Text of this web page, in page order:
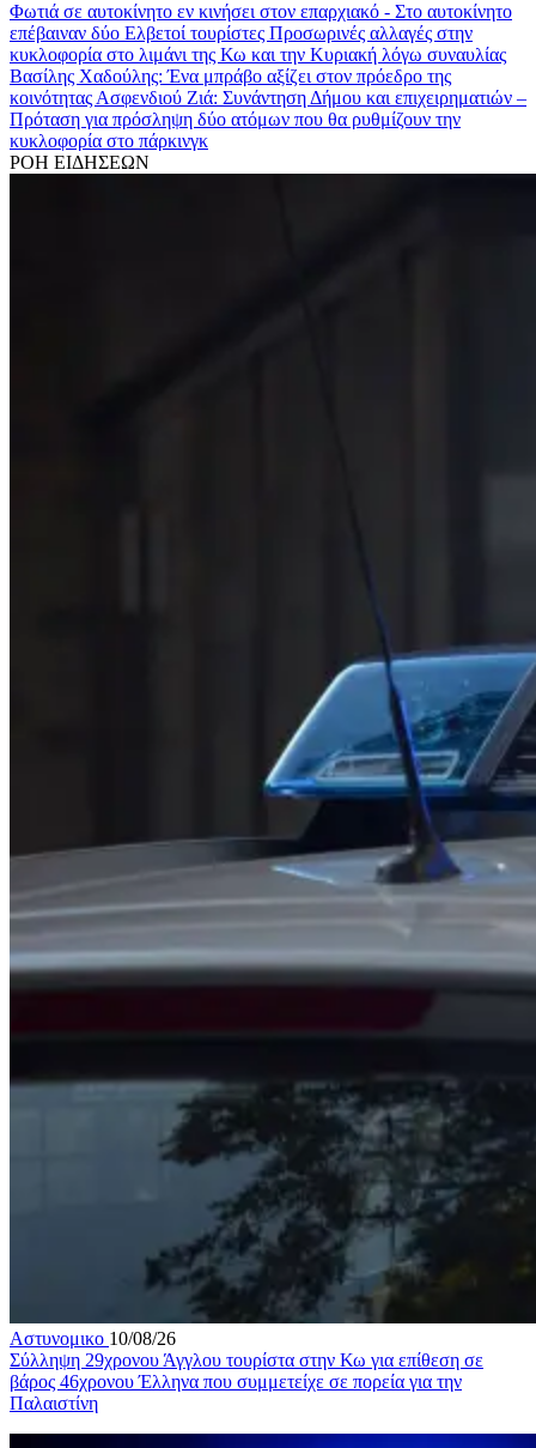
Φωτιά σε αυτοκίνητο εν κινήσει στον επαρχιακό - Στο αυτοκίνητο
επέβαιναν δύο Ελβετοί τουρίστες Προσωρινές αλλαγές στην
κυκλοφορία στο λιμάνι της Κω και την Κυριακή λόγω συναυλίας
Βασίλης Χαδούλης: Ένα μπράβο αξίζει στον πρόεδρο της
κοινότητας Ασφενδιού Ζιά: Συνάντηση Δήμου και επιχειρηματιών –
Πρόταση για πρόσληψη δύο ατόμων που θα ρυθμίζουν την
κυκλοφορία στο πάρκινγκ
ΡΟΗ ΕΙΔΗΣΕΩΝ
Αστυνομικο 10/08/26
Σύλληψη 29χρονου Άγγλου τουρίστα στην Κω για επίθεση σε
βάρος 46χρονου Έλληνα που συμμετείχε σε πορεία για την
Παλαιστίνη